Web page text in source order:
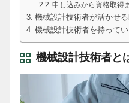
申し込みから資格取得
機械設計技術者が活かせる
機械設計技術者を持って
機械設計技術者と